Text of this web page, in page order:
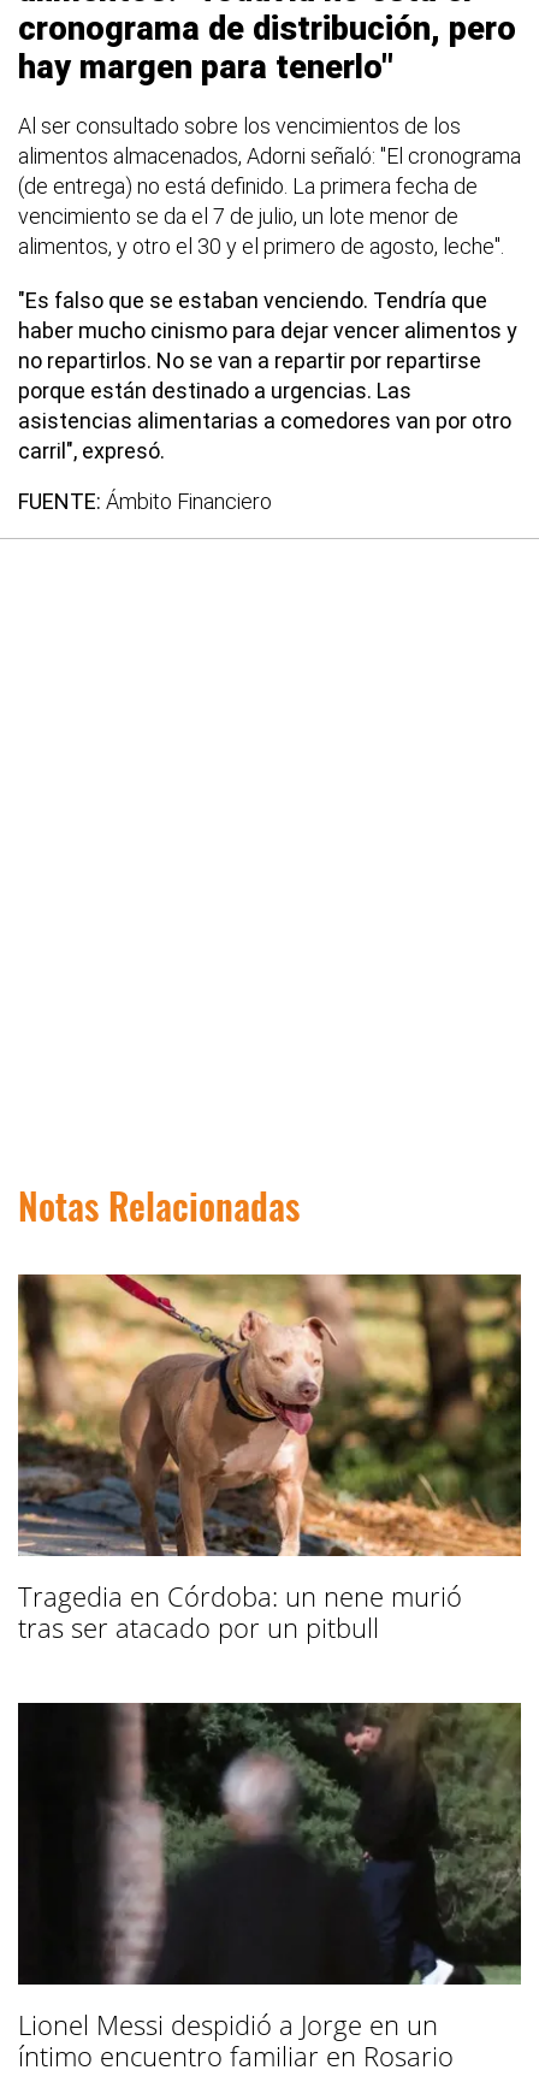
cronograma de distribución, pero
hay margen para tenerlo"
Al ser consultado sobre los vencimientos de los
alimentos almacenados, Adorni señaló: "El cronograma
(de entrega) no está definido. La primera fecha de
vencimiento se da el 7 de julio, un lote menor de
alimentos, y otro el 30 y el primero de agosto, leche".
"Es falso que se estaban venciendo. Tendría que
haber mucho cinismo para dejar vencer alimentos y
no repartirlos. No se van a repartir por repartirse
porque están destinado a urgencias. Las
asistencias alimentarias a comedores van por otro
carril", expresó.
FUENTE: Ámbito Financiero
Notas Relacionadas
Tragedia en Córdoba: un nene murió
tras ser atacado por un pitbull
Lionel Messi despidió a Jorge en un
íntimo encuentro familiar en Rosario